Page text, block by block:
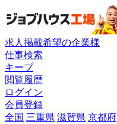
求人掲載希望の企業様
仕事検索
キープ
閲覧履歴
ログイン
会員登録
全国 三重県 滋賀県 京都府